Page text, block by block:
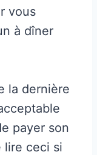
vous
à dîner
la dernière
payer son
lire ceci si